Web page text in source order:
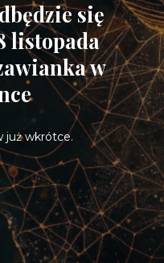
się
listopada
w
już wkrótce.